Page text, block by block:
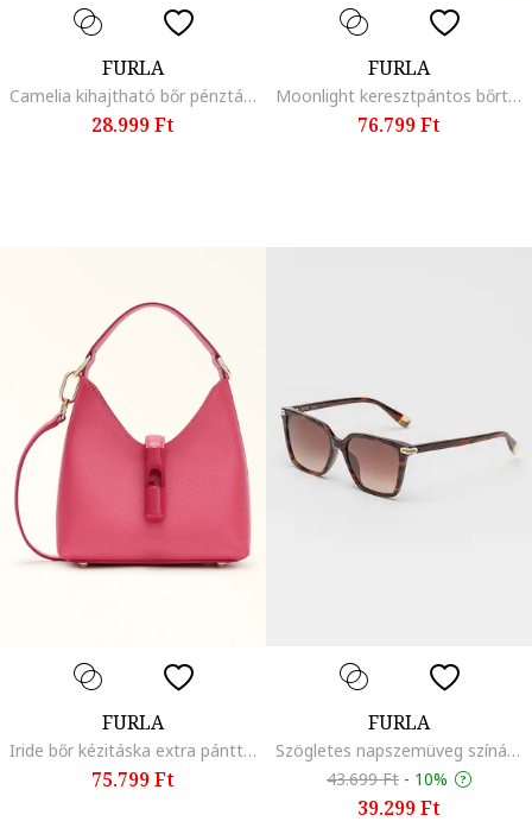
FURLA
Camelia kihajtható bőr pénztárca, Pasztellkék/Szalmasárga/Halványsárga
28.999 Ft
FURLA
Moonlight keresztpántos bőrtáska, Fehér/Koptatott fekete
76.799 Ft
FURLA
Iride bőr kézitáska extra pánttal, Fukszia
75.799 Ft
FURLA
Szögletes napszemüveg színátmenetes lencsékkel, Aranyszín/Fangóbarna
43.699 Ft - 10%
39.299 Ft